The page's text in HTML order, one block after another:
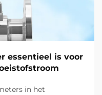
essentieel is voor
in het